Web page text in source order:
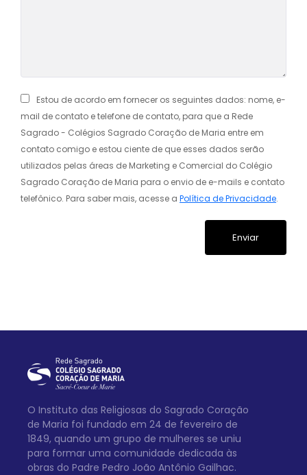
Estou de acordo em fornecer os seguintes dados: nome, e-
mail de contato e telefone de contato, para que a Rede
Sagrado - Colégios Sagrado Coração de Maria entre em
contato comigo e estou ciente de que esses dados serão
utilizados pelas áreas de Marketing e Comercial do Colégio
Sagrado Coração de Maria para o envio de e-mails e contato
telefônico. Para saber mais, acesse a Política de Privacidade.
O Instituto das Religiosas do Sagrado Coração
de Maria foi fundado em 24 de fevereiro de
1849, quando um grupo de mulheres se uniu
para formar uma comunidade dedicada às
obras do Padre Pedro João Antônio Gailhac.